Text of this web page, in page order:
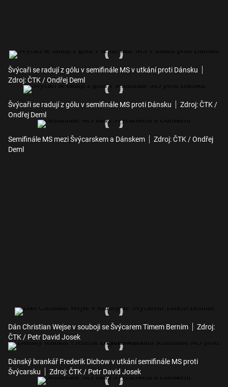
Švýcaři se radují z gólu v semifinále MS v utkání proti Dánsku
Zdroj: ČTK / Ondřej Deml
Švýcaři se radují z gólu v semifinále MS proti Dánsku
Zdroj: ČTK /
Ondřej Deml
Semifinále MS mezi Švýcarskem a Dánskem
Zdroj: ČTK / Ondřej
Deml
Dán Christian Wejse v souboji se Švýcarem Timem Bernim
Zdroj:
ČTK / Petr David Josek
Dánský brankář Frederik Dichow v utkání semifinále MS proti
Švýcarsku
Zdroj: ČTK / Petr David Josek